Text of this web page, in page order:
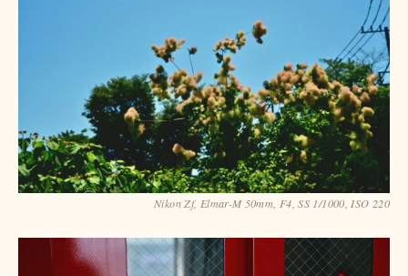
Nikon Zf, Elmar-M 50mm, F4, SS 1/1000, ISO 220